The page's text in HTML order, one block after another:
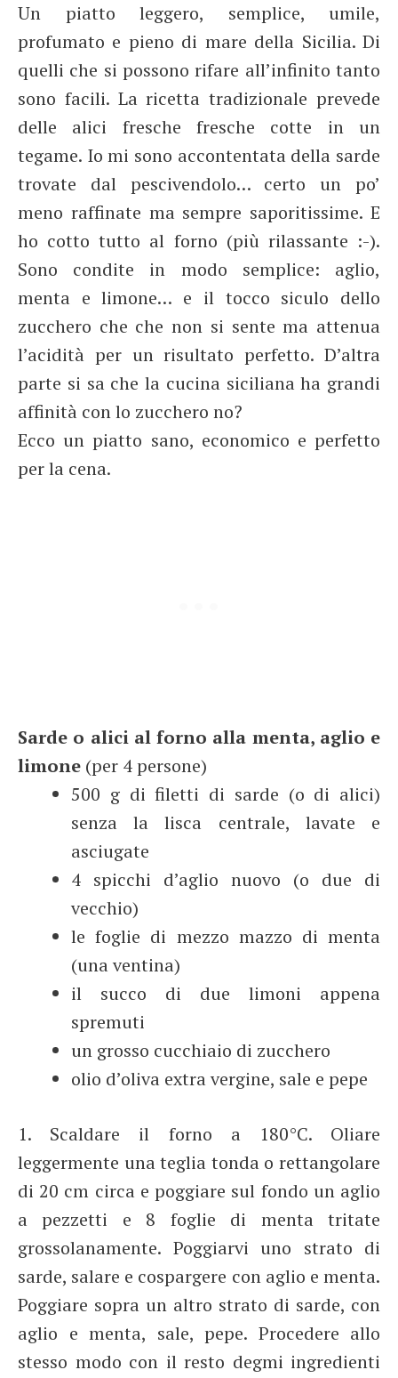
Un piatto leggero, semplice, umile,
profumato e pieno di mare della Sicilia. Di
quelli che si possono rifare all’infinito tanto
sono facili. La ricetta tradizionale prevede
delle alici fresche fresche cotte in un
tegame. Io mi sono accontentata della sarde
trovate dal pescivendolo… certo un po’
meno raffinate ma sempre saporitissime. E
ho cotto tutto al forno (più rilassante :-).
Sono condite in modo semplice: aglio,
menta e limone… e il tocco siculo dello
zucchero che che non si sente ma attenua
l’acidità per un risultato perfetto. D’altra
parte si sa che la cucina siciliana ha grandi
affinità con lo zucchero no?
Ecco un piatto sano, economico e perfetto
per la cena.
Sarde o alici al forno alla menta, aglio e
limone (per 4 persone)
500 g di filetti di sarde (o di alici)
senza la lisca centrale, lavate e
asciugate
4 spicchi d’aglio nuovo (o due di
vecchio)
le foglie di mezzo mazzo di menta
(una ventina)
il succo di due limoni appena
spremuti
un grosso cucchiaio di zucchero
olio d’oliva extra vergine, sale e pepe
1. Scaldare il forno a 180°C. Oliare
leggermente una teglia tonda o rettangolare
di 20 cm circa e poggiare sul fondo un aglio
a pezzetti e 8 foglie di menta tritate
grossolanamente. Poggiarvi uno strato di
sarde, salare e cospargere con aglio e menta.
Poggiare sopra un altro strato di sarde, con
aglio e menta, sale, pepe. Procedere allo
stesso modo con il resto degmi ingredienti